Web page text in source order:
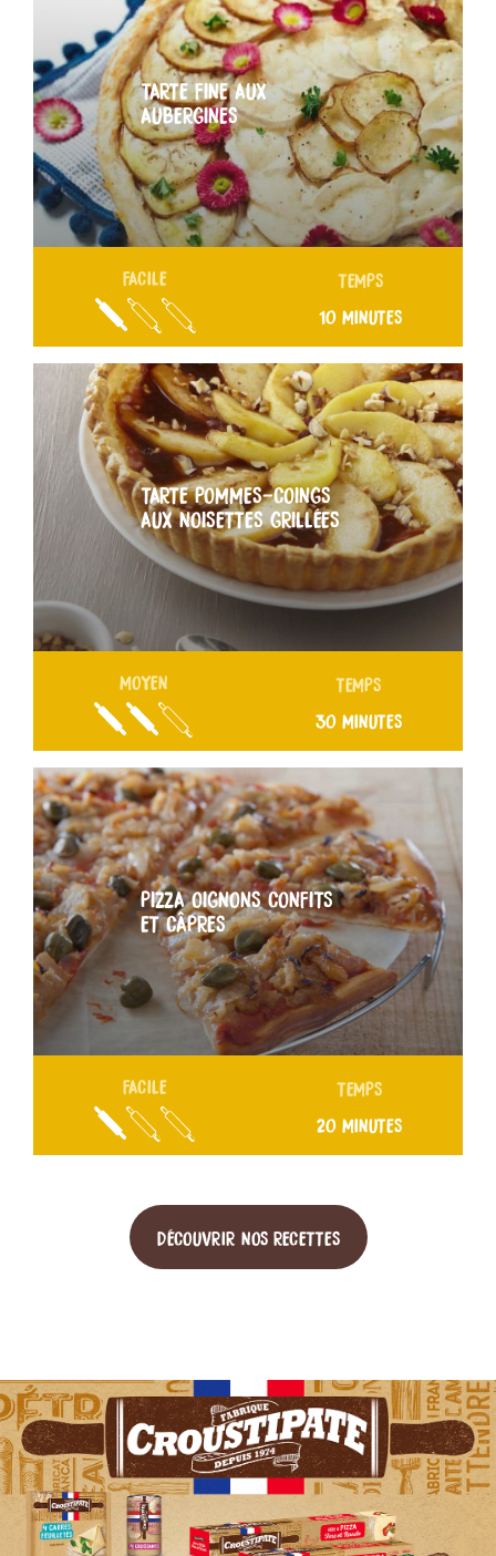
TARTE FINE AUX
AUBERGINES
FACILE TEMPS
10 MINUTES
TARTE POMMES-COINGS
AUX NOISETTES GRILLÉES
MOYEN TEMPS
30 MINUTES
PIZZA OIGNONS CONFITS
ET CÂPRES
FACILE TEMPS
20 MINUTES
DÉCOUVRIR NOS RECETTES